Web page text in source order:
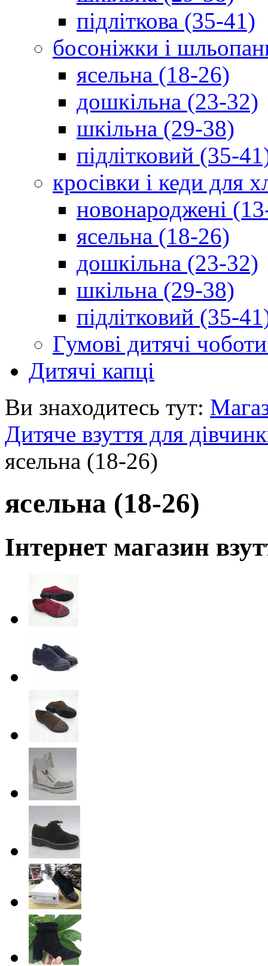
підліткова (35-41)
босоніжки і
ясельна (18-26)
дошкільна (23-32)
шкільна (29-38)
підлітковий (35-
кросівки і кеди для
новонароджені
ясельна (18-26)
дошкільна (23-32)
шкільна (29-38)
підлітковий (35-
Гумові дитячі
Дитячі капці
Ви знаходитесь тут:
Дитяче взуття для
ясельна (18-26)
ясельна (18-26)
Інтернет магазин